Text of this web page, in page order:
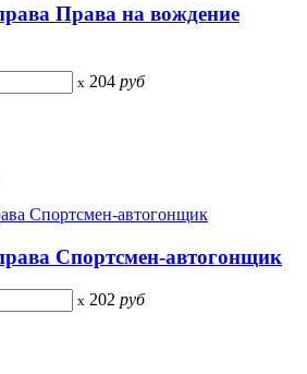
Права на вождение
x 204 руб
Спортсмен-автогонщик
x 202 руб